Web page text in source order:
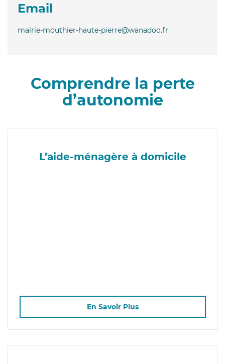
Email
mairie-mouthier-haute-pierre@wanadoo.fr
Comprendre la perte
d’autonomie
L’aide-ménagère à domicile
En Savoir Plus